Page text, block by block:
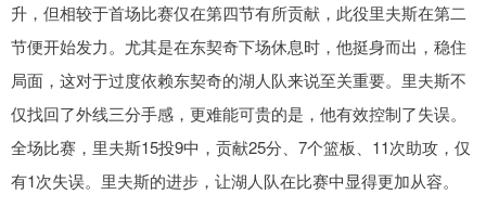
升，但相较于首场比赛仅在第四节有所贡献，此役里夫斯在第二
节便开始发力。尤其是在东契奇下场休息时，他挺身而出，稳住
局面，这对于过度依赖东契奇的湖人队来说至关重要。里夫斯不
仅找回了外线三分手感，更难能可贵的是，他有效控制了失误。
全场比赛，里夫斯15投9中，贡献25分、7个篮板、11次助攻，仅
有1次失误。里夫斯的进步，让湖人队在比赛中显得更加从容。